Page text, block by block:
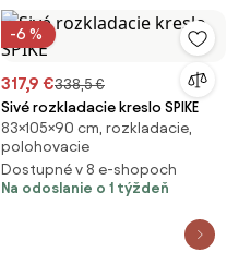
-6 %
317,9 €338,5 €
Sivé rozkladacie kreslo SPIKE
83×105×90 cm, rozkladacie,
polohovacie
Dostupné v 8 e-shopoch
Na odoslanie o 1 týždeň